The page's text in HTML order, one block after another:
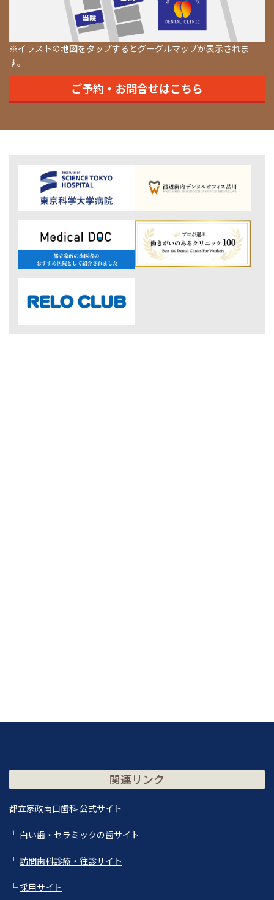
※イラストの地図をタップするとグーグルマップが表示されま
す。
ご予約・お問合せはこちら
関連リンク
都立家政南口歯科 公式サイト
└白い歯・セラミックの歯サイト
└訪問歯科診療・往診サイト
└採用サイト